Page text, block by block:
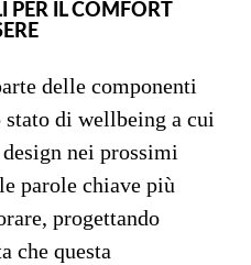
IL COMFORT
delle componenti
di wellbeing a cui
nei prossimi
parole chiave più
progettando
che questa